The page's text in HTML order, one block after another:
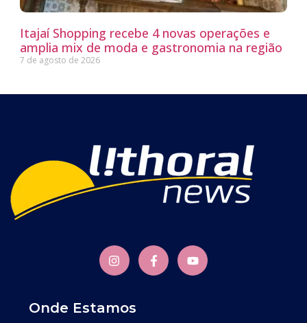
Itajaí Shopping recebe 4 novas operações e
amplia mix de moda e gastronomia na região
7 de agosto de 2026
Onde Estamos